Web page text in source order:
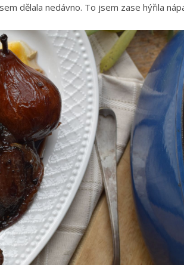
dělala nedávno. To jsem zase hýřila